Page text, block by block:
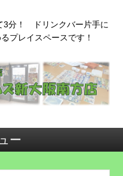
3分！ ドリンクバー片手に
プレイスペースです！
ー